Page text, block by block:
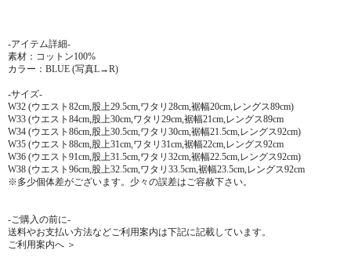
-アイテム詳細-
素材：コットン100%
カラー：BLUE (写真L→R)
-サイズ-
W32 (ウエスト82cm,股上29.5cm,ワタリ28cm,裾幅20cm,レングス89cm)
W33 (ウエスト84cm,股上30cm,ワタリ29cm,裾幅21cm,レングス89cm
W34 (ウエスト86cm,股上30.5cm,ワタリ30cm,裾幅21.5cm,レングス92cm)
W35 (ウエスト88cm,股上31cm,ワタリ31cm,裾幅22cm,レングス92cm
W36 (ウエスト91cm,股上31.5cm,ワタリ32cm,裾幅22.5cm,レングス92cm)
W38 (ウエスト96cm,股上32.5cm,ワタリ33.5cm,裾幅23.5cm,レングス92cm
※多少個体差がございます。少々の誤差はご容赦下さい。
-ご購入の前に-
送料やお支払い方法などご利用案内は下記に記載しています。
ご利用案内へ ＞